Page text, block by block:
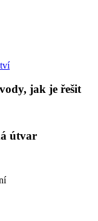
jak je řešit
útvar